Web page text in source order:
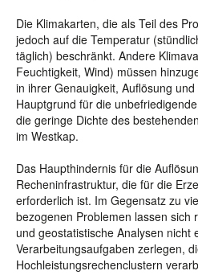
Die Klimakarten, die als Teil des
jedoch auf die Temperatur
täglich) beschränkt. Andere
Feuchtigkeit, Wind) müssen
in ihrer Genauigkeit, Auflösung
Hauptgrund für die
die geringe Dichte des
im Westkap.
Das Haupthindernis für die
Recheninfrastruktur, die für die
erforderlich ist. Im Gegensatz zu
bezogenen Problemen lassen sich
und geostatistische Analysen nicht
Verarbeitungsaufgaben zerlegen,
Hochleistungsrechenclustern